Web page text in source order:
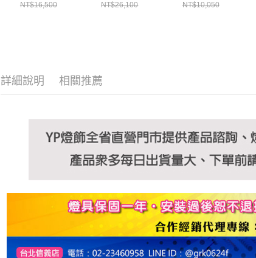
NT$16,500 NT$26,100 NT$10,050
詳細說明 相關推薦